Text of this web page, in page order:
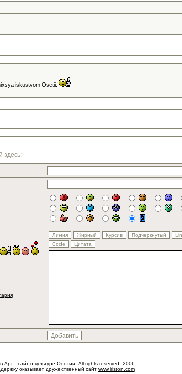
iskustvom Osetii.
здесь:
Арт - сайт о культуре Осетии. All rights reserved. 2006
оказывает дружественный сайт www.iriston.com